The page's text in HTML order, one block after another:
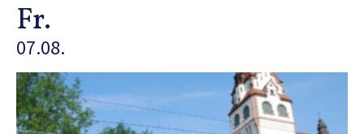
Fr.
07.08.